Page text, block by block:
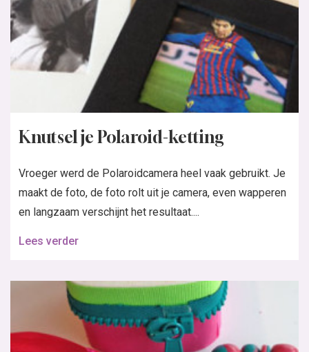
Knutsel je Polaroid-ketting
Vroeger werd de Polaroidcamera heel vaak gebruikt. Je
maakt de foto, de foto rolt uit je camera, even wapperen
en langzaam verschijnt het resultaat....
Lees verder